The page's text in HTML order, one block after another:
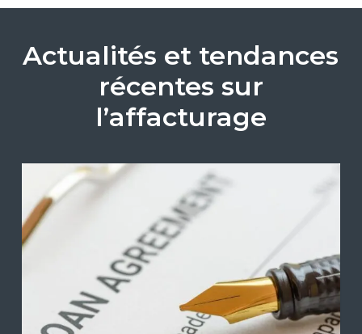
Actualités et tendances
récentes sur
l’affacturage